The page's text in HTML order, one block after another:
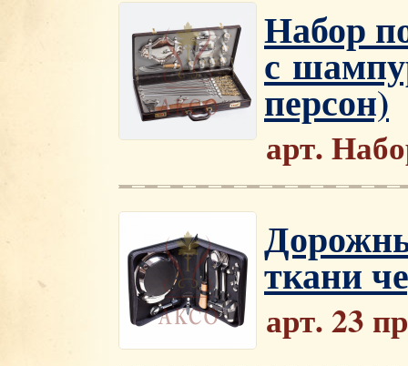
Набор
с
персон)
арт.
ткани
арт. 23